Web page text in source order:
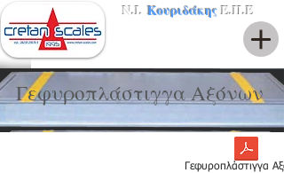
Ν.Ι.ΚουριδάκηςΕ.Π.Ε
Γεφυροπλάστιγγα Αξόνων
Γεφυροπλάστιγγα